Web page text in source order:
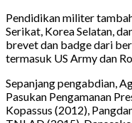
Pendidikan militer
Serikat, Korea Selatan,
brevet dan badge dari
termasuk US Army dan
Sepanjang pengabdian,
Pasukan Pengamanan
Kopassus (2012),